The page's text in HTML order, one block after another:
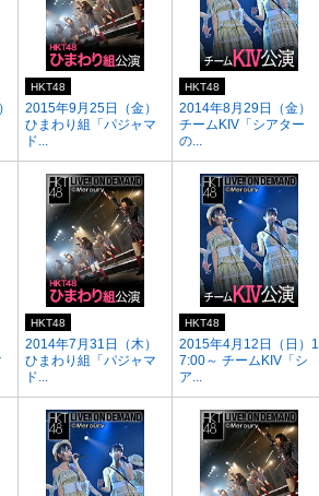
2015年9月25日（金）
ひまわり組「パジャマ
ド...
HKT48
2014年8月29日（金）
チームKIV「シアター
の...
HKT48
2014年7月31日（木）
ひまわり組「パジャマ
ド...
HKT48
2015年4月12日（日）1
7:00～ チームKIV「シ
ア...
HKT48